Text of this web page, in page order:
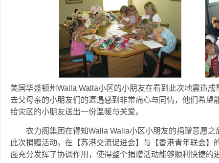
美国华盛顿州Walla Walla小区的小朋友在看到此次地震造
去父母亲的小朋友们的遭遇感到非常痛心与同情，他们希望
给灾区的小朋友送出一份温暖与关爱。
衣力阁集团在得知Walla Walla小区小朋友的捐赠意愿之
此次捐赠活动。在【苏港交流促进会】与【香港青年联会
面充分发挥了协调作用，使得整个捐赠活动能够顺利快捷的